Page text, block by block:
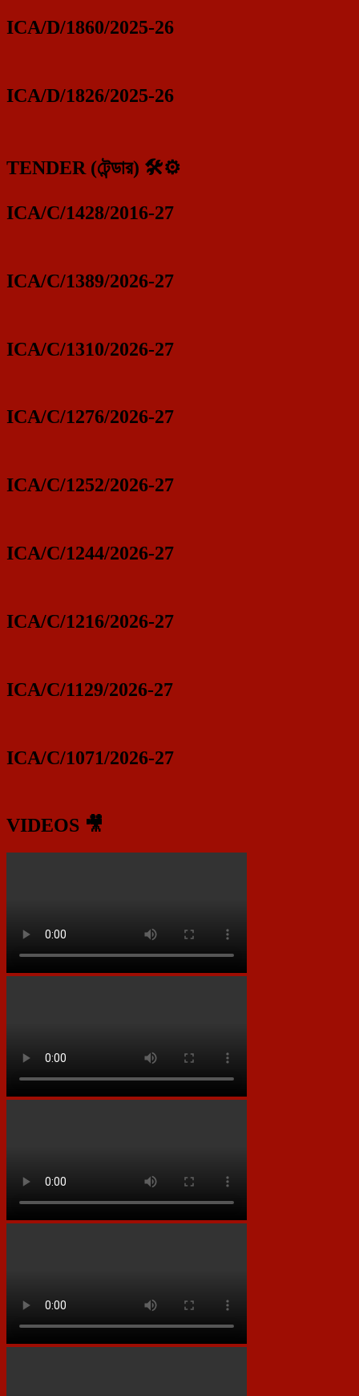
ICA/D/1860/2025-26
ICA/D/1826/2025-26
TENDER (টেন্ডার) 🛠️⚙️
ICA/C/1428/2016-27
ICA/C/1389/2026-27
ICA/C/1310/2026-27
ICA/C/1276/2026-27
ICA/C/1252/2026-27
ICA/C/1244/2026-27
ICA/C/1216/2026-27
ICA/C/1129/2026-27
ICA/C/1071/2026-27
VIDEOS 🎥